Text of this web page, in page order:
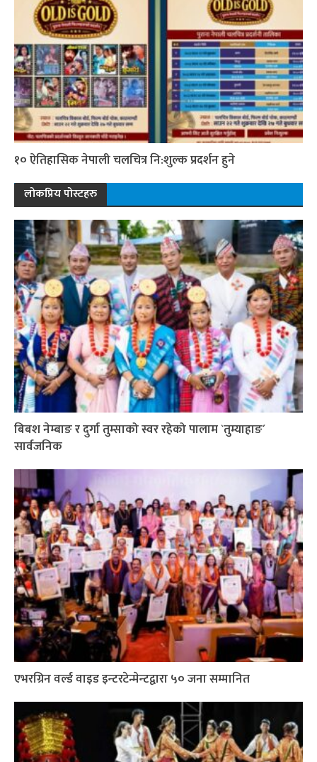
१० ऐतिहासिक नेपाली चलचित्र नि:शुल्क प्रदर्शन हुने
लोकप्रिय पोस्टहरु
बिबश नेम्बाङ र दुर्गा तुम्साको स्वर रहेको पालाम `तुम्याहाङ´
सार्वजनिक
एभरग्रिन वर्ल्ड वाइड इन्टरटेन्मेन्टद्वारा ५० जना सम्मानित